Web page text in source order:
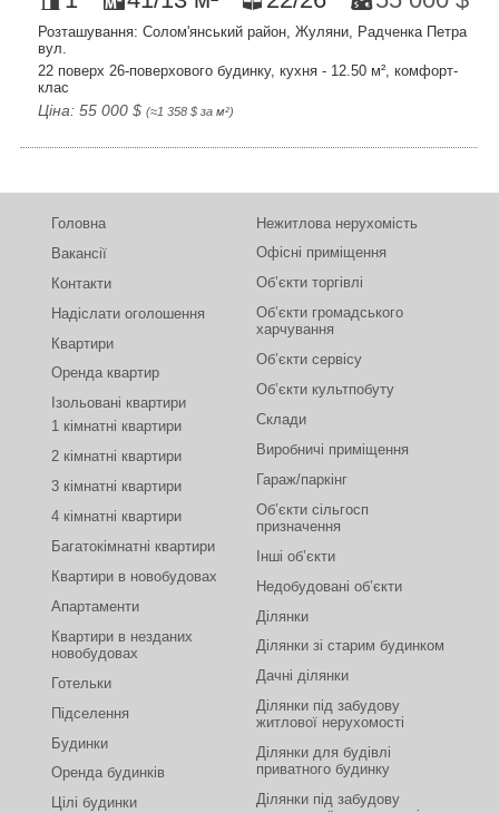
Розташування: Солом'янський район, Жуляни, Радченка Петра
вул.
22 поверх 26-поверхового будинку, кухня - 12.50 м², комфорт-
клас
Ціна: 55 000 $ (≈1 358 $ за м²)
Головна
Вакансії
Контакти
Надіслати оголошення
Квартири
Оренда квартир
Ізольовані квартири
1 кімнатні квартири
2 кімнатні квартири
3 кімнатні квартири
4 кімнатні квартири
Багатокімнатні квартири
Квартири в новобудовах
Апартаменти
Квартири в незданих
новобудовах
Готельки
Підселення
Будинки
Оренда будинків
Цілі будинки
Нежитлова нерухомість
Офісні приміщення
Об’єкти торгівлі
Об’єкти громадського
харчування
Об’єкти сервісу
Об’єкти культпобуту
Склади
Виробничі приміщення
Гараж/паркінг
Об’єкти сільгосп
призначення
Інші об’єкти
Недобудовані об’єкти
Ділянки
Ділянки зі старим будинком
Дачні ділянки
Ділянки під забудову
житлової нерухомості
Ділянки для будівлі
приватного будинку
Ділянки під забудову